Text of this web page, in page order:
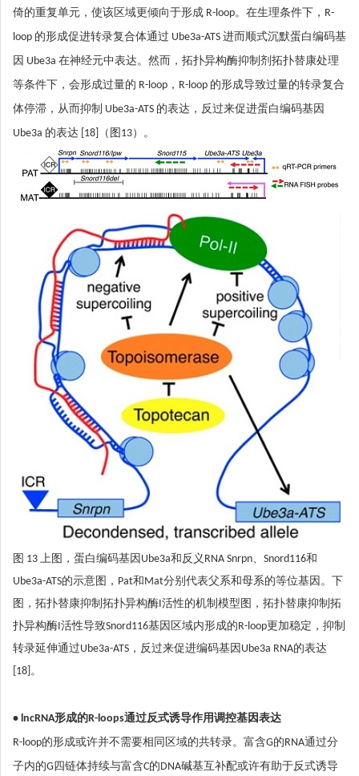
倚的重复单元，使该区域更倾向于形成 R-loop。在生理条件下，R-
loop 的形成促进转录复合体通过 Ube3a-ATS 进而顺式沉默蛋白编码基
因 Ube3a 在神经元中表达。然而，拓扑异构酶抑制剂拓扑替康处理
等条件下，会形成过量的 R-loop，R-loop 的形成导致过量的转录复合
体停滞，从而抑制 Ube3a-ATS 的表达，反过来促进蛋白编码基因
Ube3a 的表达 [18]（图13）。
图 13 上图，蛋白编码基因Ube3a和反义RNA Snrpn、Snord116和
Ube3a-ATS的示意图，Pat和Mat分别代表父系和母系的等位基因。下
图，拓扑替康抑制拓扑异构酶I活性的机制模型图，拓扑替康抑制拓
扑异构酶I活性导致Snord116基因区域内形成的R-loop更加稳定，抑制
转录延伸通过Ube3a-ATS，反过来促进编码基因Ube3a RNA的表达
[18]。
• lncRNA形成的R-loops通过反式诱导作用调控基因表达
R-loop的形成或许并不需要相同区域的共转录。富含G的RNA通过分
子内的G四链体持续与富含C的DNA碱基互补配或许有助于反式诱导